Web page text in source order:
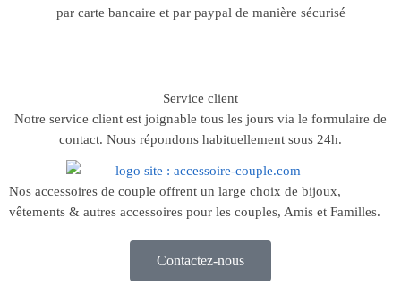
par carte bancaire et par paypal de manière sécurisé
Service client
Notre service client est joignable tous les jours via le formulaire de
contact. Nous répondons habituellement sous 24h.
Nos accessoires de couple offrent un large choix de bijoux,
vêtements & autres accessoires pour les couples, Amis et Familles.
Contactez-nous